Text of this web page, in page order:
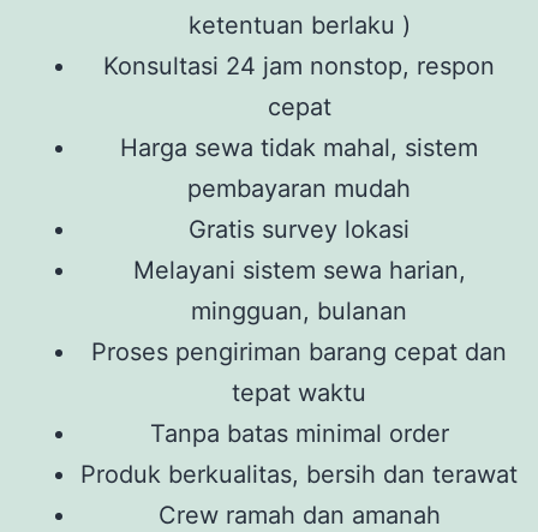
ketentuan berlaku )
Konsultasi 24 jam nonstop, respon
cepat
Harga sewa tidak mahal, sistem
pembayaran mudah
Gratis survey lokasi
Melayani sistem sewa harian,
mingguan, bulanan
Proses pengiriman barang cepat dan
tepat waktu
Tanpa batas minimal order
Produk berkualitas, bersih dan terawat
Crew ramah dan amanah